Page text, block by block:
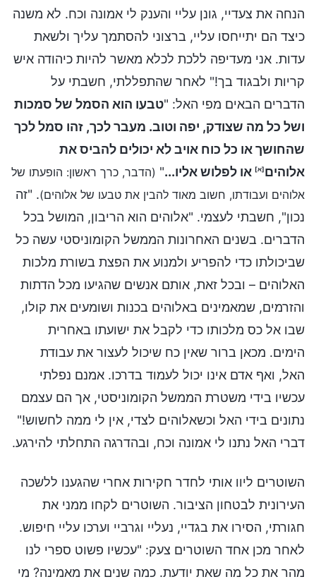
הנחה את צעדיי, גונן עליי והענק לי אמונה וכח. לא משנה
כיצד הם יתייחסו עליי, ברצוני להסתמך עליך ולשאת
עדות. אני מעדיפה ללכת לכלא מאשר להיות כיהודה איש
קריות ולבגוד בך!" לאחר שהתפללתי, חשבתי על
הדברים הבאים מפי האל: "טבעו הוא הסמל של סמכות
ושל כל מה שצודק, יפה וטוב. מעבר לכך, זהו סמל לכך
שהחושך או כל כוח אויב לא יכולים להביס את
אלוהים[א] או לפלוש אליו..." (הדבר, כרך ראשון: הופעתו של
אלוהים ועבודתו, חשוב מאוד להבין את טבעו של אלוהים). "זה
נכון", חשבתי לעצמי. "אלוהים הוא הריבון, המושל בכל
הדברים. בשנים האחרונות הממשל הקומוניסטי עשה כל
שביכולתו כדי להפריע ולמנוע את הפצת בשורת מלכות
האלוהים – ובכל זאת, אותם אנשים שהגיעו מכל הדתות
והזרמים, שמאמינים באלוהים בכנות ושומעים את קולו,
שבו אל כס מלכותו כדי לקבל את ישועתו באחרית
הימים. מכאן ברור שאין כח שיכול לעצור את עבודת
האל, ואף אדם אינו יכול לעמוד בדרכו. אמנם נפלתי
עכשיו בידי משטרת הממשל הקומוניסטי, אך הם עצמם
נתונים בידי האל וכשאלוהים לצדי, אין לי ממה לחשוש!"
דברי האל נתנו לי אמונה וכח, ובהדרגה התחלתי להירגע.
השוטרים ליוו אותי לחדר חקירות אחרי שהגענו ללשכה
העירונית לבטחון הציבור. השוטרים לקחו ממני את
חגורתי, הסירו את בגדיי, נעליי וגרביי וערכו עליי חיפוש.
לאחר מכן אחד השוטרים צעק: "עכשיו פשוט ספרי לנו
מהר את כל מה שאת יודעת. כמה שנים את מאמינה? מי